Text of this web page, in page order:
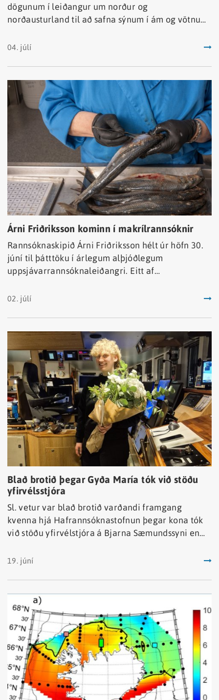
dögunum í leiðangur um norður og
norðausturland til að safna sýnum í ám og vötnum
smádýrum og þörungum. Þessir þættir eru notaðir
2027.
04. júlí
Árni Friðriksson kominn í makrílrannsóknir
Rannsóknaskipið Árni Friðriksson hélt úr höfn 30.
júní til þátttöku í árlegum alþjóðlegum
uppsjávarrannsóknaleiðangri. Eitt af
útbreiðslu makríls, kolmunna og norsk-íslenskrar
02. júlí
Blað brotið þegar Gyða María tók við stöðu
yfirvélsstjóra
Sl. vetur var blað brotið varðandi framgang
kvenna hjá Hafrannsóknastofnun þegar kona tók
við stöðu yfirvélstjóra á Bjarna Sæmundssyni en
tímabundið við stöðu yfirvélstjóra í fyrsta sinn og
tímamót.
19. júní